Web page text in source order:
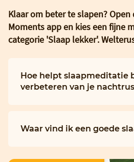
Klaar om beter te slapen?
Moments app en kies een fijne
categorie 'Slaap lekker'.
Hoe helpt slaapmeditatie
verbeteren van je
Waar vind ik een goede